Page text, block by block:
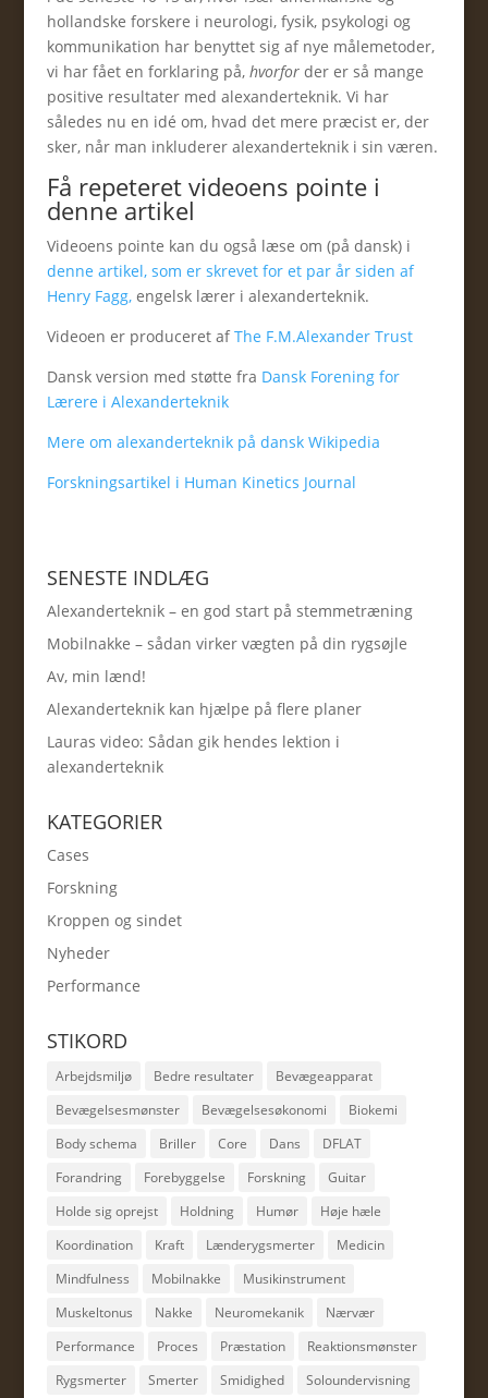
hollandske forskere i neurologi, fysik, psykologi og
kommunikation har benyttet sig af nye målemetoder,
vi har fået en forklaring på,hvorforder er så mange
positive resultater med alexanderteknik. Vi har
således nu en idé om, hvad det mere præcist er, der
sker, når man inkluderer alexanderteknik i sin væren.
Få repeteret videoens pointe i
denne artikel
Videoens pointe kan du også læse om (på dansk) i
denne artikel, som er skrevet for et par år siden af
Henry Fagg,engelsk lærer i alexanderteknik.
Videoen er produceret afThe F.M.Alexander Trust
Dansk version med støtte fra Dansk Forening for
Lærere i Alexanderteknik
Mere om alexanderteknik på dansk Wikipedia
Forskningsartikel i Human Kinetics Journal
SENESTE INDLÆG
Alexanderteknik – en god start på stemmetræning
Mobilnakke – sådan virker vægten på din rygsøjle
Av, min lænd!
Alexanderteknik kan hjælpe på flere planer
Lauras video: Sådan gik hendes lektion i
alexanderteknik
KATEGORIER
Cases
Forskning
Kroppen og sindet
Nyheder
Performance
STIKORD
Arbejdsmiljø Bedre resultater
Bevægeapparat
Bevægelsesmønster
Bevægelsesøkonomi
Biokemi
Body schema
Briller Core Dans
DFLAT
Forandring
Forebyggelse Forskning
Guitar
Holde sig oprejst
Holdning Humør
Høje hæle
Koordination
Kraft Lænderygsmerter
Medicin
Mindfulness
Mobilnakke
Musikinstrument
Muskeltonus
Nakke Neuromekanik
Nærvær
Performance
Proces Præstation
Reaktionsmønster
Rygsmerter
Smerter Smidighed
Soloundervisning